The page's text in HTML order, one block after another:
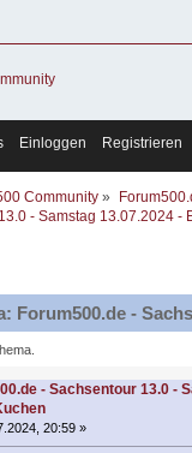
Einloggen Registrieren
Community »
- Samstag 13.07.2024 -
Forum500.de -
- Sachsentour 13.0 -
20:59 »